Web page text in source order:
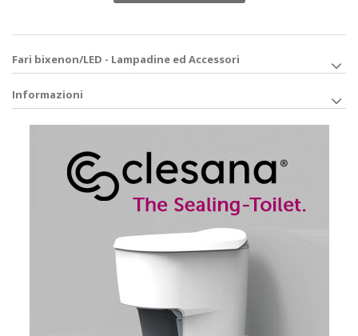
Fari bixenon/LED - Lampadine ed Accessori
Informazioni